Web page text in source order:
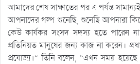
আমাদের শেষ সাক্ষাতের পর এ পর্যন্ত
আপনাদের গল্প শুনেছি, শুনেছি আপনারা
কেউ কার্যকর সংসদ সদস্য হতে পারেন
প্রতিনিয়ত মানুষের জন্য কাজ না করেন।
প্রযোজ্য।” তিনি বলেন, “এখন সময় হয়েছে